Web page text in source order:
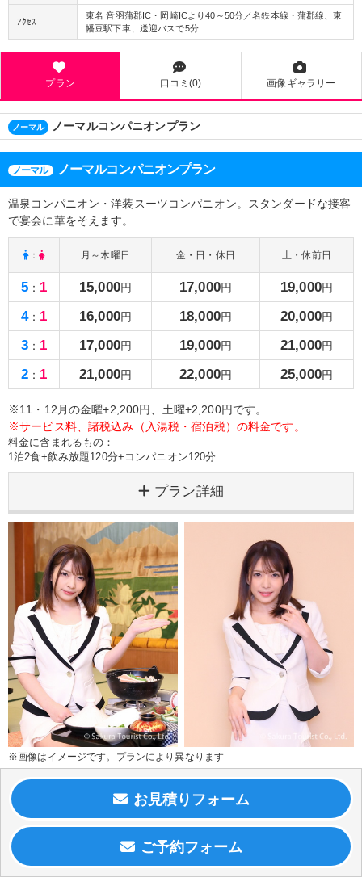
ｱｸｾｽ
東名 音羽蒲郡IC・岡崎ICより40～50分／名鉄本線・蒲郡線、東
幡豆駅下車、送迎バスで5分
プラン 口コミ(0) 画像ギャラリー
ノーマル ノーマルコンパニオンプラン
ノーマル ノーマルコンパニオンプラン
温泉コンパニオン・洋装スーツコンパニオン。スタンダードな接客
で宴会に華をそえます。
： 月～木曜日 金・日・休日 土・休前日
5： 1 15,000円 17,000円 19,000円
4： 1 16,000円 18,000円 20,000円
3： 1 17,000円 19,000円 21,000円
2： 1 21,000円 22,000円 25,000円
※11・12月の金曜+2,200円、土曜+2,200円です。
※サービス料、諸税込み（入湯税・宿泊税）の料金です。
料金に含まれるもの：
1泊2食+飲み放題120分+コンパニオン120分
プラン詳細
※画像はイメージです。プランにより異なります